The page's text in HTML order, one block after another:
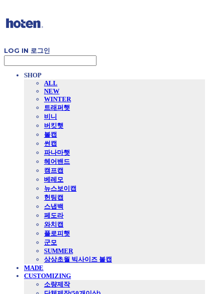
LOG IN 로그인
SHOP
ALL
NEW
WINTER
트래퍼햇
비니
버킷햇
볼캡
썬캡
파나마햇
헤어밴드
캠프캡
베레모
뉴스보이캡
헌팅캡
스냅백
페도라
와치캡
플로피햇
군모
SUMMER
상상초월 빅사이즈 볼캡
MADE
CUSTOMIZING
소량제작